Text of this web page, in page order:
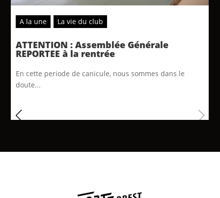
A la une La vie du club
ATTENTION : Assemblée Générale
REPORTEE à la rentrée
En cette periode de canicule, nous sommes dans le
doute...